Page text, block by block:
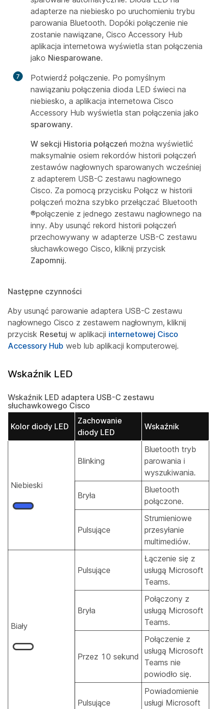
adapterze na niebiesko po uruchomieniu trybu
parowania Bluetooth. Dopóki połączenie nie
zostanie nawiązane, Cisco Accessory Hub
aplikacja internetowa wyświetla stan połączenia
jako Niesparowane.
7
Potwierdź połączenie. Po pomyślnym
nawiązaniu połączenia dioda LED świeci na
niebiesko, a aplikacja internetowa Cisco
Accessory Hub wyświetla stan połączenia jako
sparowany.
W sekcji Historia połączeń można wyświetlić
maksymalnie osiem rekordów historii połączeń
zestawów nagłownych sparowanych wcześniej
z adapterem USB-C zestawu nagłownego
Cisco. Za pomocą przycisku Połącz w historii
połączeń można szybko przełączać Bluetooth
®połączenie z jednego zestawu nagłownego na
inny. Aby usunąć rekord historii połączeń
przechowywany w adapterze USB-C zestawu
słuchawkowego Cisco, kliknij przycisk
Zapomnij.
Następne czynności
Aby usunąć parowanie adaptera USB-C zestawu
nagłownego Cisco z zestawem nagłownym, kliknij
przycisk Resetuj w aplikacji internetowej Cisco
Accessory Hub web lub aplikacji komputerowej.
Wskaźnik LED
Wskaźnik LED adaptera USB-C zestawu
słuchawkowego Cisco
Kolor diody LED
Zachowanie
diody LED
Wskaźnik
Niebieski
Blinking
Bluetooth tryb
parowania i
wyszukiwania.
Bryła
Bluetooth
połączone.
Pulsujące
Strumieniowe
przesyłanie
multimediów.
Biały
Pulsujące
Łączenie się z
usługą Microsoft
Teams.
Bryła
Połączony z
usługą Microsoft
Teams.
Przez 10 sekund
Połączenie z
usługą Microsoft
Teams nie
powiodło się.
Pulsujące
Powiadomienie
usługi Microsoft